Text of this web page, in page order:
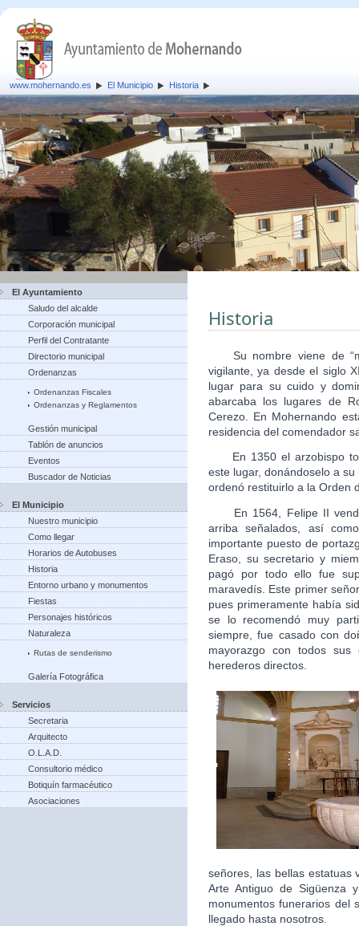
www.mohernando.es El Municipio Historia
El Ayuntamiento
Saludo del alcalde
Corporación municipal
Perfil del Contratante
Directorio municipal
Ordenanzas
Ordenanzas Fiscales
Ordenanzas y Reglamentos
Gestión municipal
Tablón de anuncios
Eventos
Buscador de Noticias
El Municipio
Nuestro municipio
Como llegar
Horarios de Autobuses
Historia
Entorno urbano y monumentos
Fiestas
Personajes históricos
Naturaleza
Rutas de senderismo
Galería Fotográfica
Servicios
Secretaria
Arquitecto
O.L.A.D.
Consultorio médico
Botiquín farmacéutico
Asociaciones
Historia
Su nombre viene de
vigilante, ya desde el siglo
lugar para su cuido y
abarcaba los lugares de
Cerezo. En Mohernando
residencia del comendador
En 1350 el arzobispo
este lugar, donándoselo a
ordenó restituirlo a la Orden
En 1564, Felipe II
arriba señalados, así
importante puesto de
Eraso, su secretario y
pagó por todo ello fue
maravedís. Este primer
pues primeramente había
se lo recomendó muy
siempre, fue casado con
mayorazgo con todos
herederos directos.
señores, las bellas estatuas
Arte Antiguo de Sigüenza
monumentos funerarios del
llegado hasta nosotros.